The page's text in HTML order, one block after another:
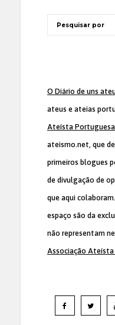
O Diário de uns
ateus e ateias
Ateísta Portuguesa
ateismo.net, que
primeiros blogues
de divulgação de
que aqui
espaço são da
não representam
Associação